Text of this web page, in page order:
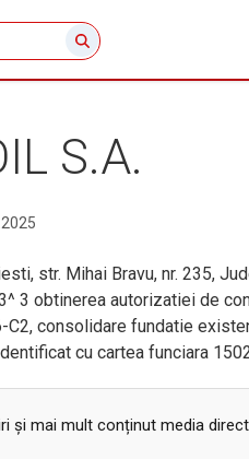
S.A.
str. Mihai Bravu, nr. 235,
3 obtinerea autorizatiei de
consolidare fundatie
cu cartea funciara
și mai mult conținut media